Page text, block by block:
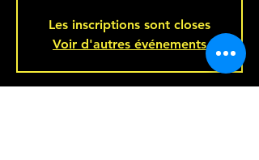
Les inscriptions sont closes
Voir d'autres événements